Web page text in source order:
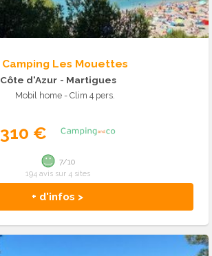
Camping Les Mouettes
Côte d'Azur - Martigues
Mobil home - Clim 4 pers.
310 €
+ d'infos >
7/10
194 avis sur 4 sites